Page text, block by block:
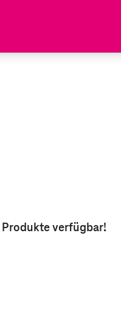
Produkteverfügbar!